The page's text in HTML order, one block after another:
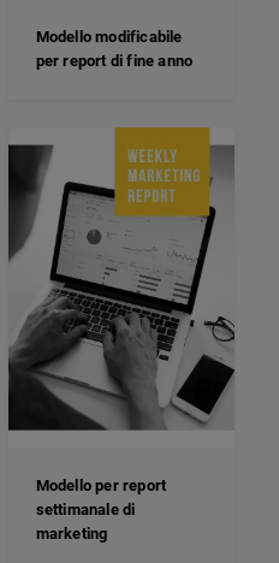
Modello modificabile
per report di fine anno
Modello per report
settimanale di
marketing